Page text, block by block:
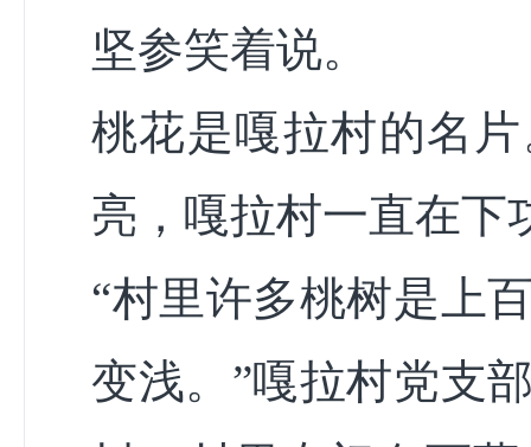
坚参笑着说。
桃花是嘎拉村的名
亮，嘎拉村一直在下
“村里许多桃树是上
变浅。”嘎拉村党支